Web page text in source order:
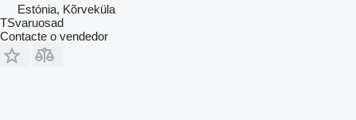
Estónia, Kõrveküla
TSvaruosad
Contacte o vendedor